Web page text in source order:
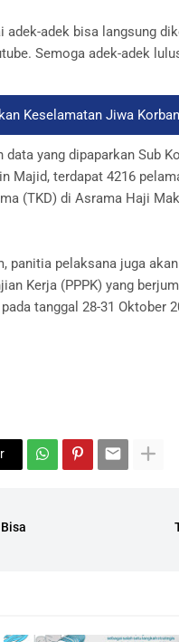
adek bisa langsung
Semoga adek-adek
Keselamatan Jiwa
yang dipaparkan Sub
Majid, terdapat 4216
(TKD) di Asrama Haji
panitia pelaksana juga
Kerja (PPPK) yang
tanggal 28-31 Oktober